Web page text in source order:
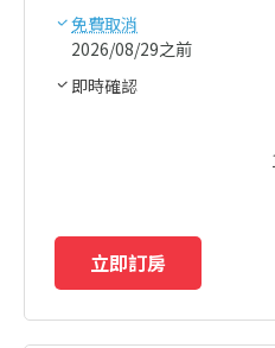
免費取消
2026/08/29之前
即時確認
立即訂房